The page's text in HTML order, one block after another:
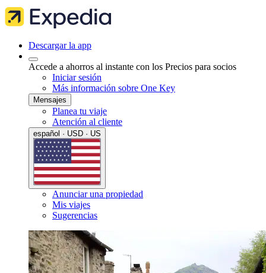
Descargar la app
Accede a ahorros al instante con los Precios para socios
Iniciar sesión
Más información sobre One Key
Mensajes
Planea tu viaje
Atención al cliente
español · USD · US
Anunciar una propiedad
Mis viajes
Sugerencias